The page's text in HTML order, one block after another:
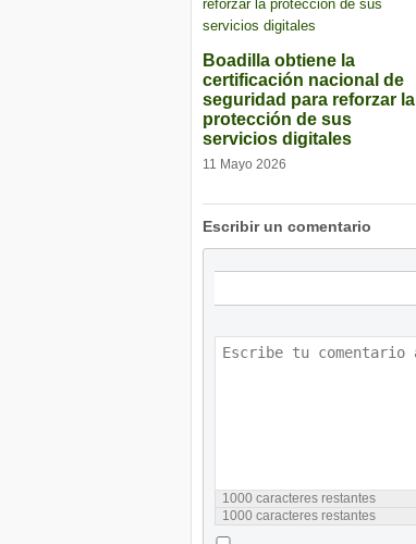
Boadilla obtiene la
certificación nacional de
seguridad para reforzar la
protección de sus
servicios digitales
11 Mayo 2026
Escribir un comentario
1000 caracteres restantes
1000 caracteres restantes